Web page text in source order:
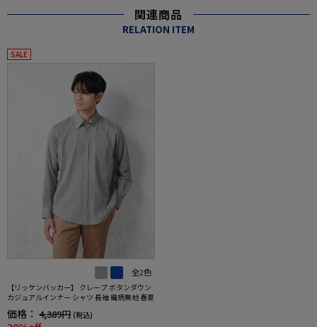
関連商品
RELATION ITEM
SALE
全2色
【リッケンバッカー】 クレープ ボタンダウン
カジュアルインナー シャツ 長袖 織柄無地 春夏
価格： 4,389円 (税込)